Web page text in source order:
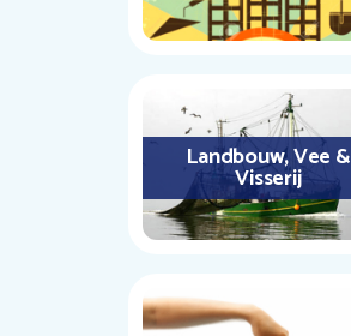
Landbouw, Vee &
Visserij